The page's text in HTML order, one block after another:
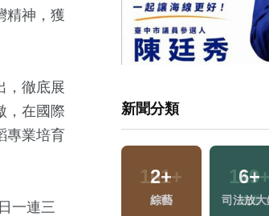
精神，獲
，徹底展
，在國際
專業培育
一連三
新聞分類
化專區
2+
綜藝
6+
司法放大